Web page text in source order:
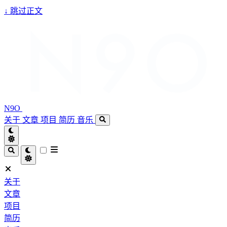
↓ 跳过正文
N9O
关于 文章 项目 简历 音乐
关于
文章
项目
简历